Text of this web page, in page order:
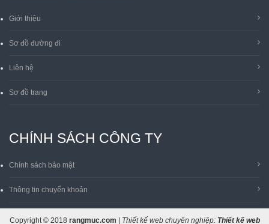
Giới thiệu
Sơ đồ đường đi
Liên hệ
Sơ đồ trang
CHÍNH SÁCH CÔNG TY
Chính sách bảo mật
Thông tin chuyển khoản
Copyright © 2018 rangmuc.com Thiết kế web chuyên nghiệp: Thiết kế web